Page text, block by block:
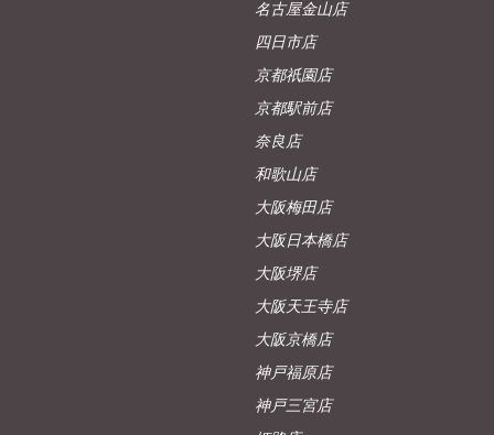
名古屋金山店
四日市店
京都祇園店
京都駅前店
奈良店
和歌山店
大阪梅田店
大阪日本橋店
大阪堺店
大阪天王寺店
大阪京橋店
神戸福原店
神戸三宮店